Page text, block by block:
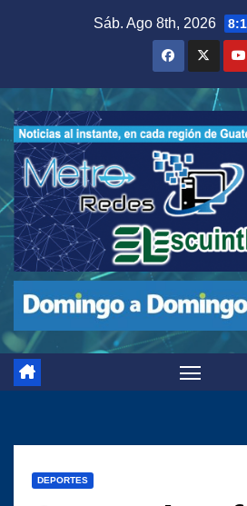
Sáb. Ago 8th, 2026
DEPORTES